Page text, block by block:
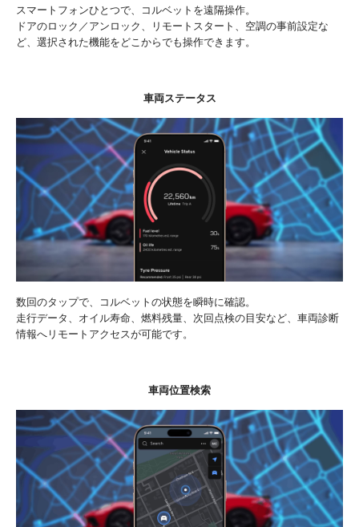
スマートフォンひとつで、コルベットを遠隔操作。
ドアのロック／アンロック、リモートスタート、空調の事前設定な
ど、選択された機能をどこからでも操作できます。
車両ステータス
数回のタップで、コルベットの状態を瞬時に確認。
走行データ、オイル寿命、燃料残量、次回点検の目安など、車両診断
情報へリモートアクセスが可能です。
車両位置検索